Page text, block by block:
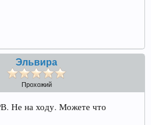
Эльвира
Прохожий
Не на ходу. Можете что